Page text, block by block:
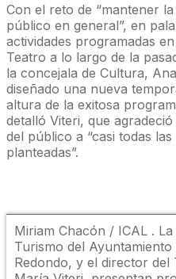
Con el reto de “mantener
público en general”, en
actividades programadas
Teatro a lo largo de la
la concejala de Cultura,
diseñado una nueva
altura de la exitosa
detalló Viteri, que
del público a “casi todas
planteadas”.
Miriam Chacón / ICAL .
Turismo del
Redondo, y el director del